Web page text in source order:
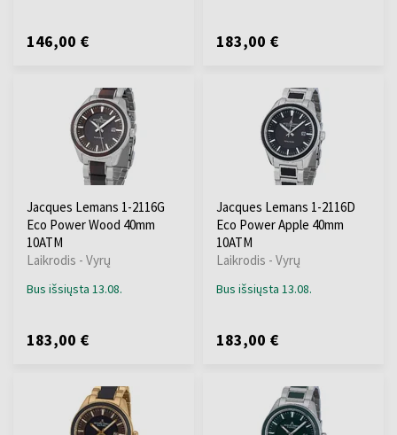
146,00 € 183,00 €
Jacques Lemans 1-2116G
Eco Power Wood 40mm
10ATM
Laikrodis - Vyrų
Bus išsiųsta 13.08.
183,00 €
Jacques Lemans 1-2116D
Eco Power Apple 40mm
10ATM
Laikrodis - Vyrų
Bus išsiųsta 13.08.
183,00 €